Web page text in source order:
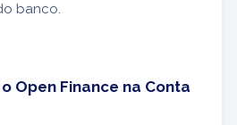
banco.
Open Finance na Conta